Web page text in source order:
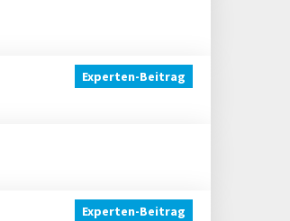
Experten-Beitrag
Experten-Beitrag